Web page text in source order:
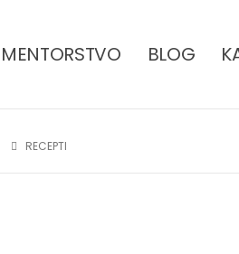
MENTORSTVO BLOG
RECEPTI